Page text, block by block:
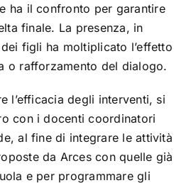
ha il confronto per garantire
finale. La presenza, in
figli ha moltiplicato l’effetto
o rafforzamento del dialogo.
l’efficacia degli interventi, si
con i docenti coordinatori
al fine di integrare le attività
da Arces con quelle già
e per programmare gli